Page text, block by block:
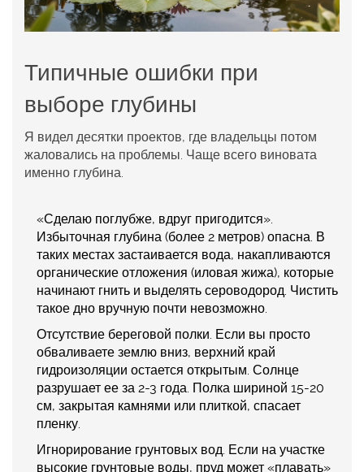
Типичные ошибки при
выборе глубины
Я видел десятки проектов, где владельцы потом
жаловались на проблемы. Чаще всего виновата
именно глубина.
«Сделаю поглубже, вдруг пригодится».
Избыточная глубина (более 2 метров) опасна. В
таких местах застаивается вода, накапливаются
органические отложения (иловая жижа), которые
начинают гнить и выделять сероводород. Чистить
такое дно вручную почти невозможно.
Отсутствие береговой полки. Если вы просто
обваливаете землю вниз, верхний край
гидроизоляции остается открытым. Солнце
разрушает ее за 2-3 года. Полка шириной 15-20
см, закрытая камнями или плиткой, спасает
пленку.
Игнорирование грунтовых вод. Если на участке
высокие грунтовые воды, пруд может «плавать»